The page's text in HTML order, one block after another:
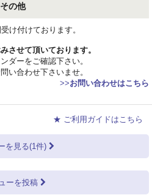
その他
け付けております。
させて頂いております。
ダーをご確認下さい。
い合わせ下さいませ。
>>お問い合わせはこちら
★ ご利用ガイドはこちら
を見る(1件)
ーを投稿